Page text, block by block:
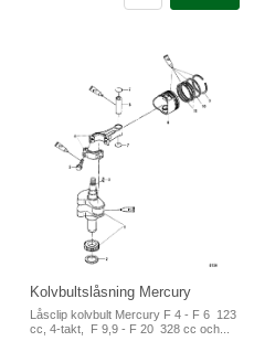
Kolvbultslåsning Mercury
Låsclip kolvbult Mercury F 4 - F 6 123
cc, 4-takt, F 9,9 - F 20 328 cc och...